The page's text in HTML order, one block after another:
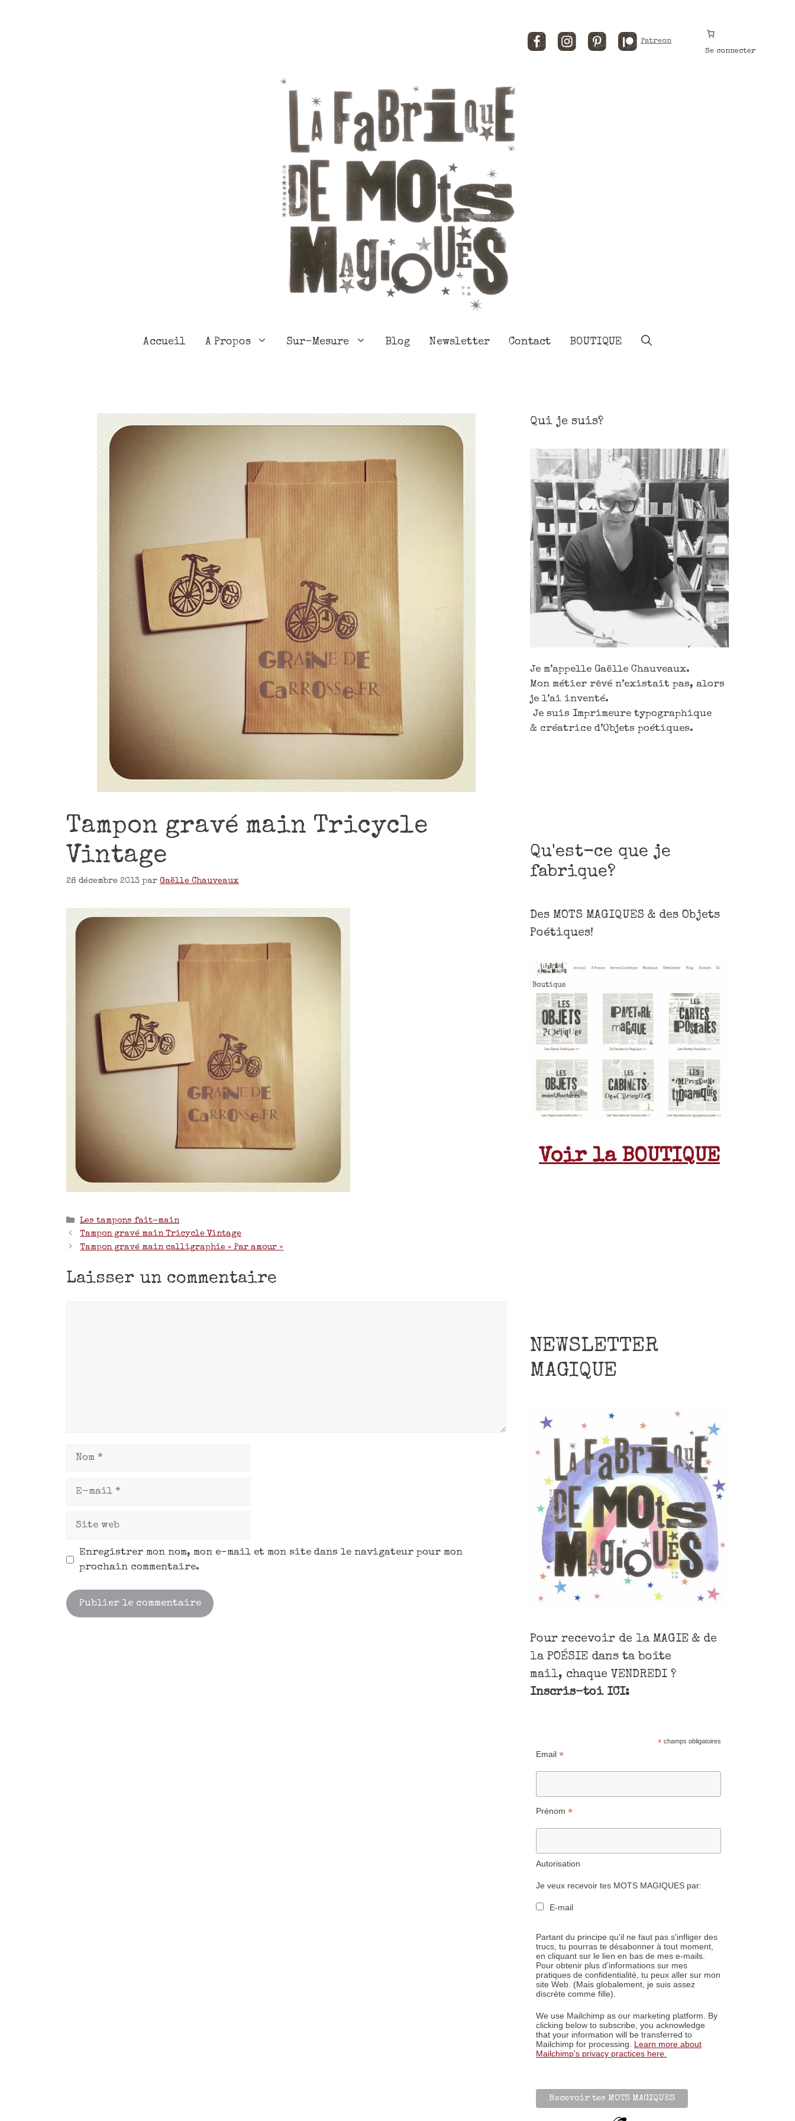
FacebookInstagramPinterestPatreon
Se connecter
Accueil A Propos Sur-Mesure Blog Newsletter Contact BOUTIQUE
Tampon gravé main Tricycle
Vintage
28 décembre 2013 par Gaëlle Chauveaux
Les tampons fait-main
Tampon gravé main Tricycle Vintage
Tampon gravé main calligraphie « Par amour »
Laisser un commentaire
Enregistrer mon nom, mon e-mail et mon site dans le navigateur pour mon
prochain commentaire.
Qui je suis?
Je m’appelle Gaëlle Chauveaux.
Mon métier rêvé n’existait pas, alors
je l’ai inventé.
Je suis Imprimeure typographique
& créatrice d’Objets poétiques.
Qu'est-ce que je
fabrique?
Des MOTS MAGIQUES & des Objets
Poétiques!
Voir la BOUTIQUE
NEWSLETTER
MAGIQUE
Pour recevoir de la MAGIE & de
la POÉSIE dans ta boîte
mail, chaque VENDREDI ?
Inscris-toi ICI:
*champs obligatoires
Email*
Prénom*
Autorisation
Je veux recevoir tes MOTS MAGIQUES par:
E-mail
Partant du principe qu'il ne faut pas s'infliger des
trucs, tu pourras te désabonner à tout moment,
en cliquant sur le lien en bas de mes e-mails.
Pour obtenir plus d'informations sur mes
pratiques de confidentialité, tu peux aller sur mon
site Web. (Mais globalement, je suis assez
discrète comme fille).
We use Mailchimp as our marketing platform. By
clicking below to subscribe, you acknowledge
that your information will be transferred to
Mailchimp for processing. Learn more about
Mailchimp's privacy practices here.